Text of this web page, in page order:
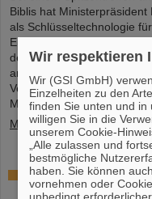
Biblis hat
als Schlüsseltechnologie
Energieversorgung
der Wissenschaftliche
an dem Treffen teil und
Vertreter*innen aus Politk,
Memorandum of
Mehr »
Schaufenster in
POP-UP von GSI/
Wir respektieren
Wir (GSI GmbH)
Einzelheiten zu den
finden Sie unten und
willigen Sie in die
unserem Cookie-
„Alle zulassen und
bestmögliche
haben. Sie können
vornehmen oder
unbedingt